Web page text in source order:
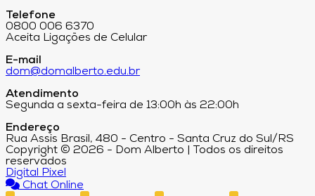
Telefone
0800 006 6370
Aceita Ligações de Celular
E-mail
dom@domalberto.edu.br
Atendimento
Segunda a sexta-feira de 13:00h às 22:00h
Endereço
Rua Assis Brasil, 480 - Centro - Santa Cruz do Sul/RS
Copyright © 2026 - Dom Alberto | Todos os direitos
reservados
Digital Pixel
Chat Online